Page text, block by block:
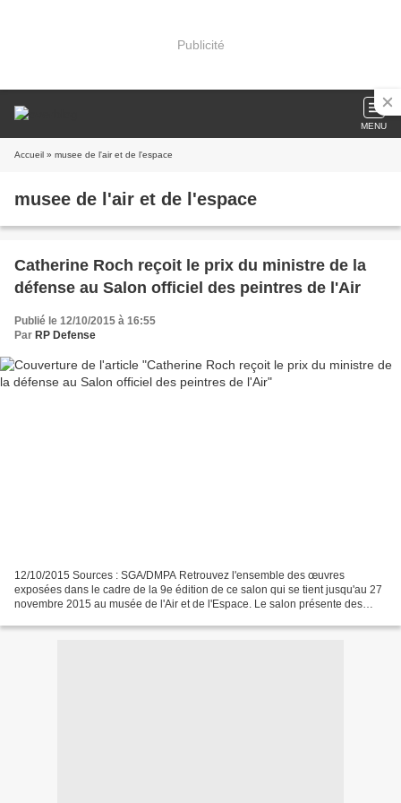
Publicité
MENU
Accueil » musee de l'air et de l'espace
musee de l'air et de l'espace
Catherine Roch reçoit le prix du ministre de la
défense au Salon officiel des peintres de l'Air
Publié le 12/10/2015 à 16:55
Par RP Defense
12/10/2015 Sources : SGA/DMPA Retrouvez l'ensemble des œuvres
exposées dans le cadre de la 9e édition de ce salon qui se tient jusqu'au 27
novembre 2015 au musée de l'Air et de l'Espace. Le salon présente des